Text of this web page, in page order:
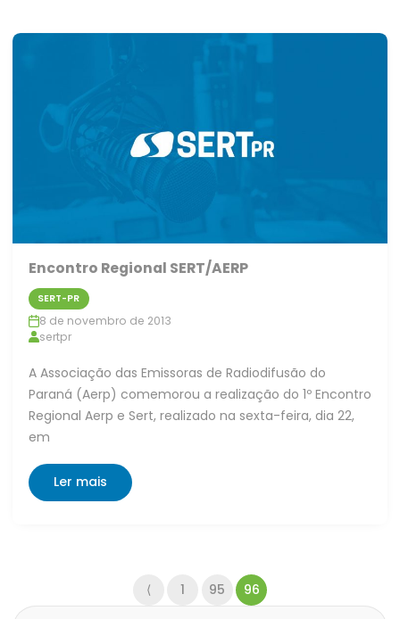
Encontro Regional SERT/AERP
SERT-PR
8 de novembro de 2013
sertpr
A Associação das Emissoras de Radiodifusão do
Paraná (Aerp) comemorou a realização do 1º Encontro
Regional Aerp e Sert, realizado na sexta-feira, dia 22,
em
Ler mais
⟨ 1 95 96